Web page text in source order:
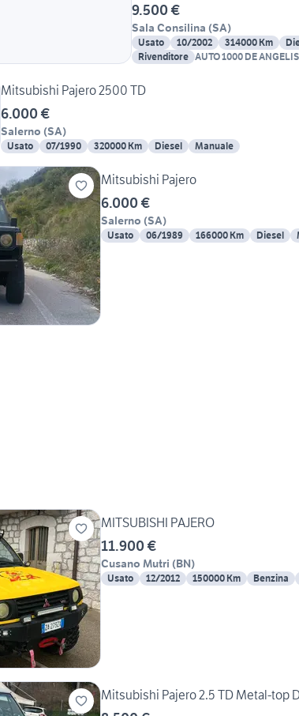
9.500 €
Sala Consilina (SA)
Usato 10/2002 314000 Km
Rivenditore AUTO 1000 DE
Mitsubishi Pajero 2500 TD
6.000 €
Salerno (SA)
Usato 07/1990 320000 Km Diesel Manuale
Mitsubishi Pajero
6.000 €
Salerno (SA)
Usato 06/1989 166000 Km Diesel
MITSUBISHI PAJERO
11.900 €
Cusano Mutri (BN)
Usato 12/2012 150000 Km Benzina
Mitsubishi Pajero 2.5 TD Metal-top